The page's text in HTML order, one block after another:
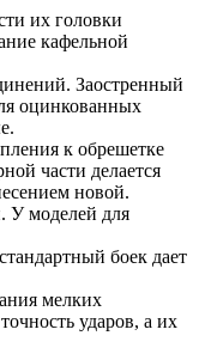
их головки
кафельной
Заостренный
оцинкованных
к обрешетке
части делается
новой.
У моделей для
боек дает
мелких
ударов, а их